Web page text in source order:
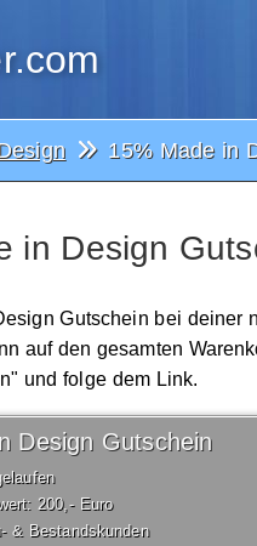
15% Made in
in Design
Gutschein bei
auf den gesamten
und folge dem Link.
Design Gutschein
200,- Euro
& Bestandskunden